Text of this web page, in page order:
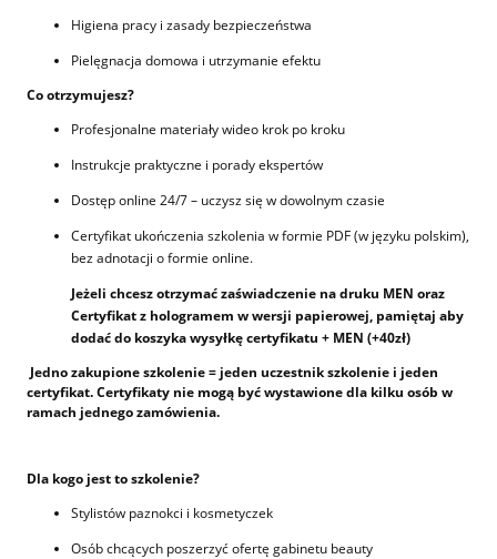
Higiena pracy i zasady bezpieczeństwa
Pielęgnacja domowa i utrzymanie efektu
Co otrzymujesz?
Profesjonalne materiały wideo krok po kroku
Instrukcje praktyczne i porady ekspertów
Dostęp online 24/7 – uczysz się w dowolnym czasie
Certyfikat ukończenia szkolenia w formie PDF (w języku polskim),
bez adnotacji o formie online.
Jeżeli chcesz otrzymać zaświadczenie na druku MEN oraz
Certyfikat z hologramem w wersji papierowej, pamiętaj aby
dodać do koszyka wysyłkę certyfikatu + MEN (+40zł)
Jedno zakupione szkolenie = jeden uczestnik szkolenie i jeden
certyfikat. Certyfikaty nie mogą być wystawione dla kilku osób w
ramach jednego zamówienia.
Dla kogo jest to szkolenie?
Stylistów paznokci i kosmetyczek
Osób chcących poszerzyć ofertę gabinetu beauty